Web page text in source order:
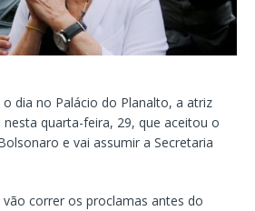
dia no Palácio do Planalto, a atriz
quarta-feira, 29, que aceitou o
e vai assumir a Secretaria
vão correr os proclamas antes do